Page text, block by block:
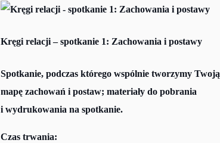
Kręgi relacji – spotkanie 1: Zachowania i postawy
Spotkanie, podczas którego wspólnie tworzymy Twoją
mapę zachowań i postaw; materiały do pobrania
i wydrukowania na spotkanie.
Czas trwania: